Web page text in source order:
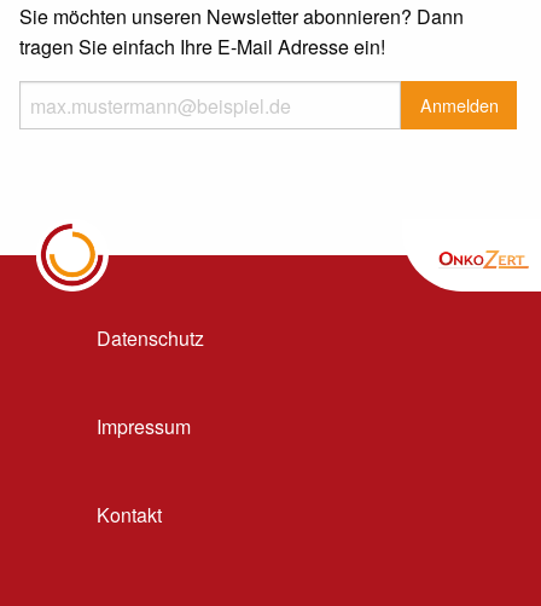
Sie möchten unseren Newsletter abonnieren? Dann
tragen Sie einfach Ihre E-Mail Adresse ein!
Datenschutz
Impressum
Kontakt